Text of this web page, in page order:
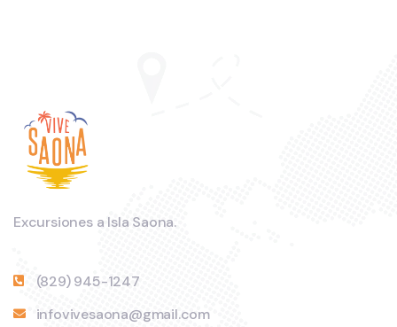
Excursiones a Isla Saona.
(829) 945-1247
infovivesaona@gmail.com